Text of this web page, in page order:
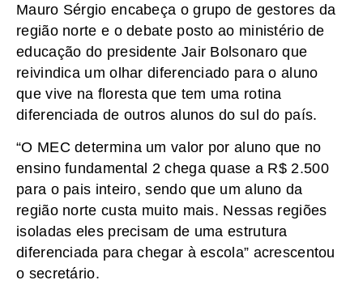
Mauro Sérgio encabeça o grupo de gestores da
região norte e o debate posto ao ministério de
educação do presidente Jair Bolsonaro que
reivindica um olhar diferenciado para o aluno
que vive na floresta que tem uma rotina
diferenciada de outros alunos do sul do país.
“O MEC determina um valor por aluno que no
ensino fundamental 2 chega quase a R$ 2.500
para o pais inteiro, sendo que um aluno da
região norte custa muito mais. Nessas regiões
isoladas eles precisam de uma estrutura
diferenciada para chegar à escola” acrescentou
o secretário.